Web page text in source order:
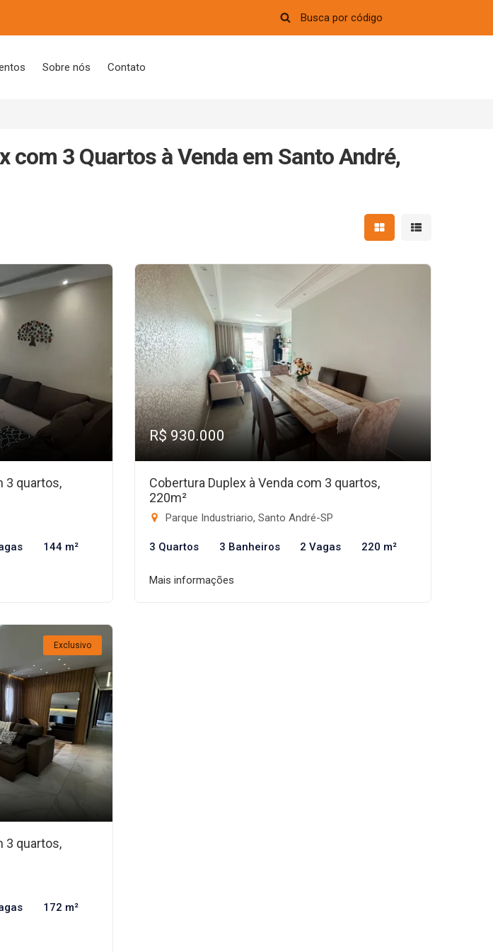
Sobre nós Contato
com 3 Quartos à Venda em Santo André,
Mostrar resultados em
Mostrar
3 quartos,
144 m²
R$ 930.000
Cobertura Duplex à Venda com 3 quartos,
220m²
Parque Industriario, Santo André-SP
3 Quartos 3 Banheiros 2 Vagas 220 m²
Mais informações
Exclusivo
3 quartos,
172 m²